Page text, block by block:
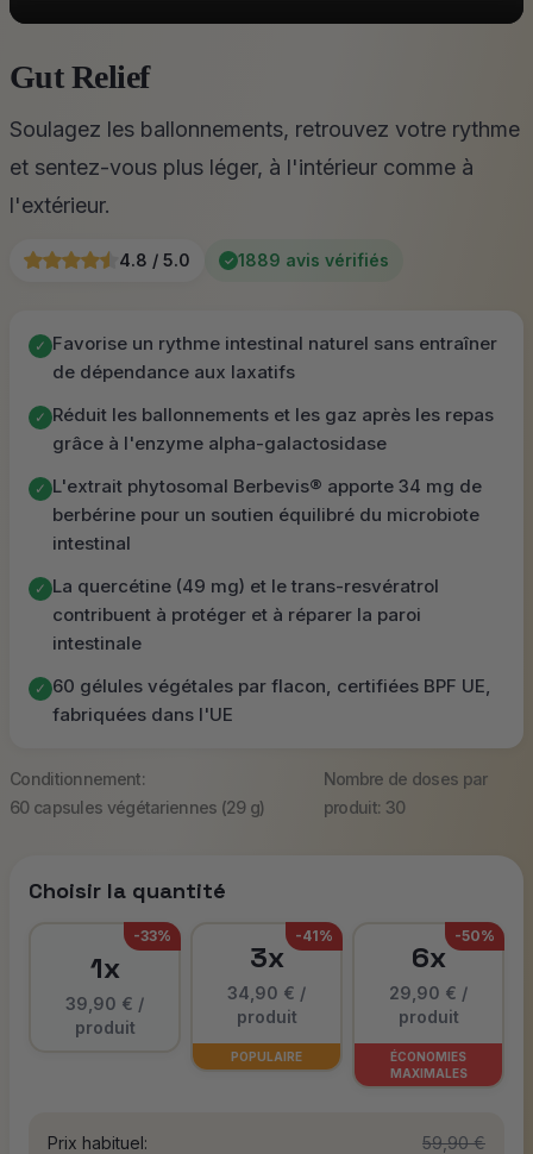
Gut Relief
Soulagez les ballonnements, retrouvez votre rythme
et sentez-vous plus léger, à l'intérieur comme à
l'extérieur.
4.8 / 5.0 ✓ 1889 avis vérifiés
✓ Favorise un rythme intestinal naturel sans entraîner
de dépendance aux laxatifs
✓ Réduit les ballonnements et les gaz après les repas
grâce à l'enzyme alpha-galactosidase
✓ L'extrait phytosomal Berbevis® apporte 34 mg de
berbérine pour un soutien équilibré du microbiote
intestinal
✓ La quercétine (49 mg) et le trans-resvératrol
contribuent à protéger et à réparer la paroi
intestinale
✓ 60 gélules végétales par flacon, certifiées BPF UE,
fabriquées dans l'UE
Conditionnement:
60 capsules végétariennes (29 g)
Nombre de doses par
produit: 30
Choisir la quantité
-33%
1x
39,90 € /
produit
-41%
3x
34,90 € /
produit
POPULAIRE
-50%
6x
29,90 € /
produit
ÉCONOMIES
MAXIMALES
Prix habituel:
59,90 €